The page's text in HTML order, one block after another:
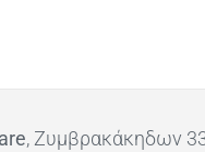
, Ζυμβρακάκηδων